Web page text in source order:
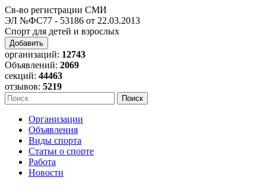
Св-во регистрации СМИ
ЭЛ №ФС77 - 53186 от 22.03.2013
Спорт для детей и взрослых
Добавить
организаций: 12743
Объявлений: 2069
секций: 44463
отзывов: 5219
Организации
Объявления
Виды спорта
Статьи о спорте
Работа
Новости